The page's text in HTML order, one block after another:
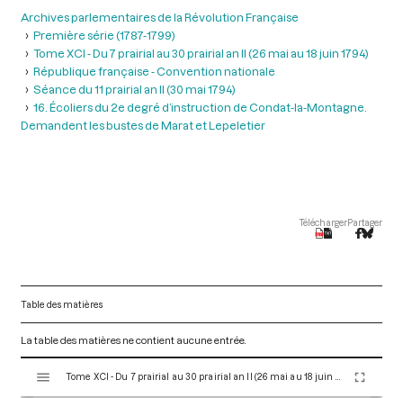
Archives parlementaires de la Révolution Française
Première série (1787-1799)
Tome XCI - Du 7 prairial au 30 prairial an II (26 mai au 18 juin 1794)
République française - Convention nationale
Séance du 11 prairial an II (30 mai 1794)
16. Écoliers du 2e degré d’instruction de Condat-la-Montagne.
Demandent les bustes de Marat et Lepeletier
TéléchargerPartager
Table des matières
La table des matières ne contient aucune entrée.